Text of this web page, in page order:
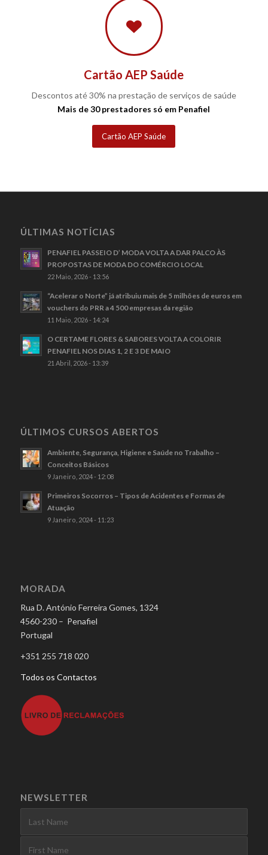
Cartão AEP Saúde
Descontos até 30% na prestação de serviços de saúde
Mais de 30 prestadores só em Penafiel
Cartão AEP Saúde
ÚLTIMAS NOTÍCIAS
PENAFIEL PASSEIO D’ MODA VOLTA A DAR PALCO ÀS
PROPOSTAS DE MODA DO COMÉRCIO LOCAL
22 Maio, 2026 - 13:56
“Acelerar o Norte” já atribuiu mais de 5 milhões de euros em
vouchers do PRR a 4 500 empresas da região
11 Maio, 2026 - 14:24
O CERTAME FLORES & SABORES VOLTA A COLORIR
PENAFIEL NOS DIAS 1, 2 E 3 DE MAIO
21 Abril, 2026 - 13:39
ÚLTIMOS CURSOS ABERTOS
Ambiente, Segurança, Higiene e Saúde no Trabalho –
Conceitos Básicos
9 Janeiro, 2024 - 12:08
Primeiros Socorros – Tipos de Acidentes e Formas de
Atuação
9 Janeiro, 2024 - 11:23
MORADA
Rua D. António Ferreira Gomes, 1324
4560-230 – Penafiel
Portugal
+351 255 718 020
Todos os Contactos
NEWSLETTER